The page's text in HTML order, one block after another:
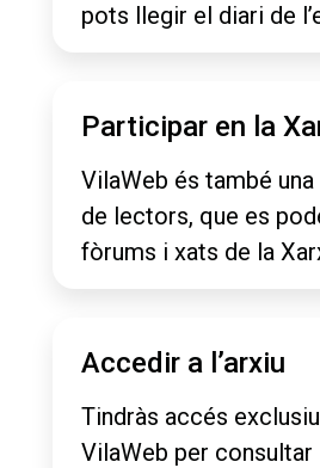
pots llegir el diari de
Participar en la
VilaWeb és també
de lectors, que es
fòrums i xats de la
Accedir a l’arxiu
Tindràs accés
VilaWeb per